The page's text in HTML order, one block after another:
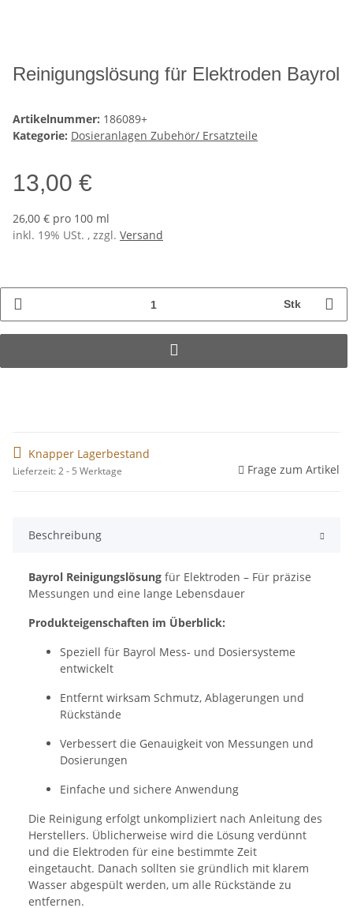
Reinigungslösung für Elektroden Bayrol
Artikelnummer: 186089+
Kategorie: Dosieranlagen Zubehör/ Ersatzteile
13,00 €
26,00 € pro 100 ml
inkl. 19% USt. , zzgl. Versand
Stk
Knapper Lagerbestand
Lieferzeit: 2 - 5 Werktage Frage zum Artikel
Beschreibung
Bayrol Reinigungslösung für Elektroden – Für präzise
Messungen und eine lange Lebensdauer
Produkteigenschaften im Überblick:
Speziell für Bayrol Mess- und Dosiersysteme
entwickelt
Entfernt wirksam Schmutz, Ablagerungen und
Rückstände
Verbessert die Genauigkeit von Messungen und
Dosierungen
Einfache und sichere Anwendung
Die Reinigung erfolgt unkompliziert nach Anleitung des
Herstellers. Üblicherweise wird die Lösung verdünnt
und die Elektroden für eine bestimmte Zeit
eingetaucht. Danach sollten sie gründlich mit klarem
Wasser abgespült werden, um alle Rückstände zu
entfernen.